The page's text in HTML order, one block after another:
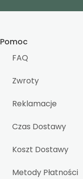
Pomoc
FAQ
Zwroty
Reklamacje
Czas Dostawy
Koszt Dostawy
Metody Płatności